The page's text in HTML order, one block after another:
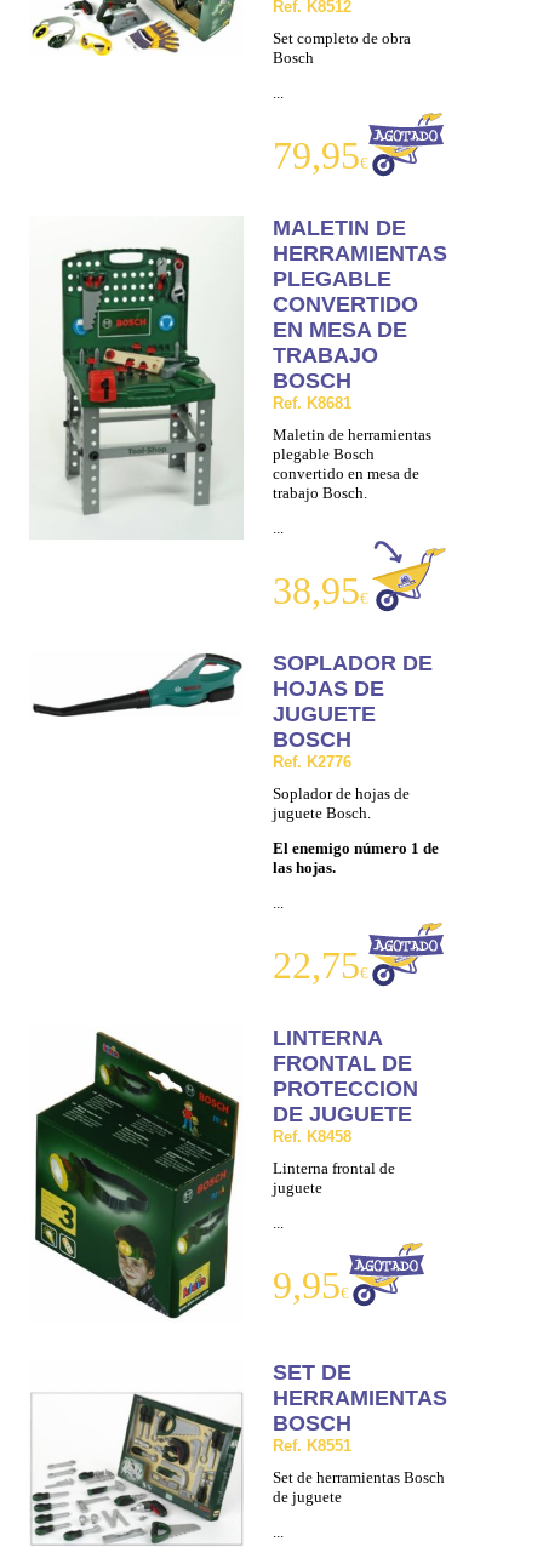
Ref. K8512
Set completo de obra
Bosch
...
79,95€
MALETIN DE
HERRAMIENTAS
PLEGABLE
CONVERTIDO
EN MESA DE
TRABAJO
BOSCH
Ref. K8681
Maletin de herramientas
plegable Bosch
convertido en mesa de
trabajo Bosch.
...
38,95€
SOPLADOR DE
HOJAS DE
JUGUETE
BOSCH
Ref. K2776
Soplador de hojas de
juguete Bosch.
El enemigo número 1 de
las hojas.
...
22,75€
LINTERNA
FRONTAL DE
PROTECCION
DE JUGUETE
Ref. K8458
Linterna frontal de
juguete
...
9,95€
SET DE
HERRAMIENTAS
BOSCH
Ref. K8551
Set de herramientas Bosch
de juguete
...